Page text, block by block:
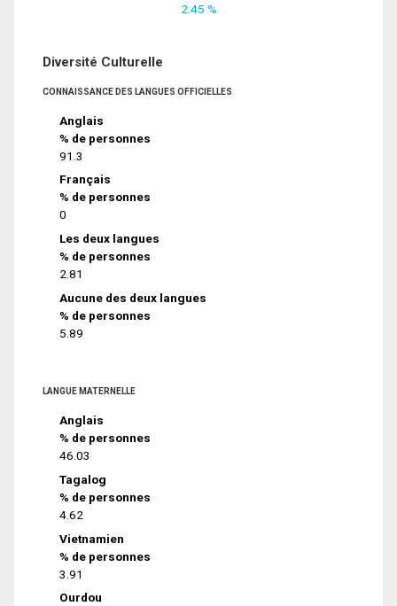
2.45 %
Diversité Culturelle
CONNAISSANCE DES LANGUES OFFICIELLES
Anglais
% de personnes
91.3
Français
% de personnes
0
Les deux langues
% de personnes
2.81
Aucune des deux langues
% de personnes
5.89
LANGUE MATERNELLE
Anglais
% de personnes
46.03
Tagalog
% de personnes
4.62
Vietnamien
% de personnes
3.91
Ourdou